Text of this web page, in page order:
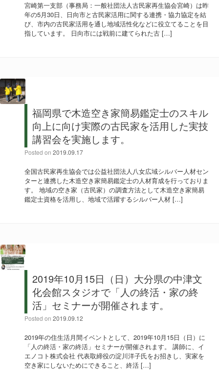
宮崎第一支部（事務局：一般社団法人古民家再生協会宮崎）は昨
年の5月30日、日向市と古民家活用に関する連携・協力協定を結
び、市内の古民家活用を通し地域活性化などに役立てることを目
指しています。 日向市には戦前に建てられた古 […]
福岡県で木造空き家簡易鑑定士のスキル
向上に向け実際の古民家を活用した実技
講習会を実施します。
Posted on 2019.09.17
全国古民家再生協会では公益社団法人八女広域シルバー人材セン
ターと連携した木造空き家簡易鑑定士の人材育成を行っておりま
す。 地域の空き家（古民家）の調査方法として木造空き家簡易
鑑定士資格を活用し、地域で活躍するシルバー人材 […]
2019年10月15日（日）大分県の中津⽂
化会館スタジオで「人の終活・家の終
活」セミナーが開催されます。
Posted on 2019.09.12
2019年の住生活月間イベントとして、2019年10月15日（日）に
「人の終活・家の終活」セミナーが開催されます。 講師に、イ
エノコト株式会社 代表取締役の淀川洋子氏をお招きし、実家を
空き家にしないためにできること、終活 […]